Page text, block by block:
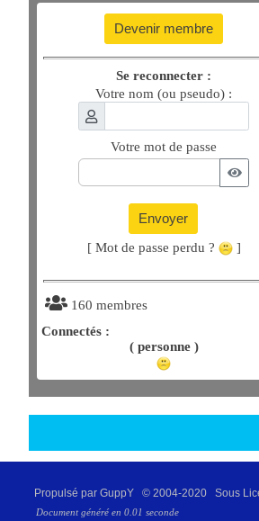
Devenir membre
Se reconnecter :
Votre nom (ou pseudo) :
Votre mot de passe
Envoyer
[ Mot de passe perdu ? ]
160 membres
Connectés :
( personne )
Propulsé par GuppY © 2004-2020 Sous
Document généré en 0.01 seconde